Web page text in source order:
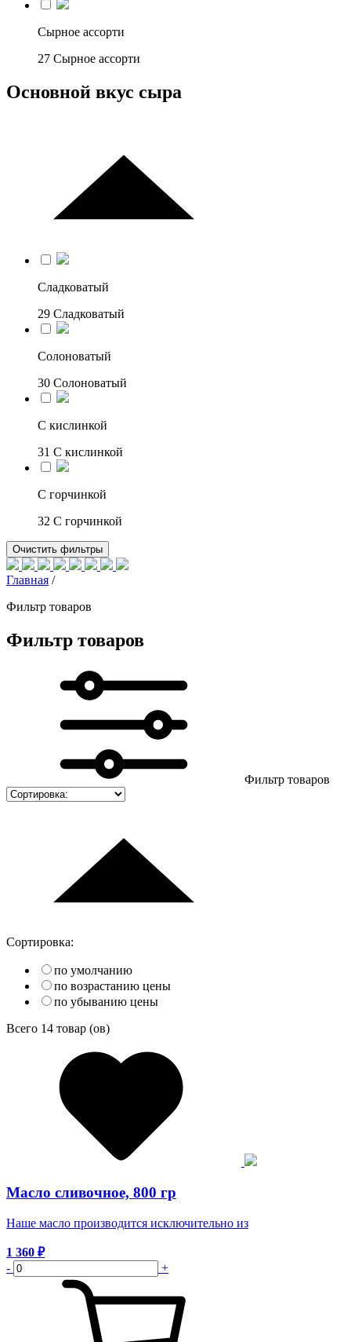
Сырное ассорти
27 Сырное ассорти
Основной вкус сыра
Сладковатый
29 Сладковатый
Солоноватый
30 Солоноватый
С кислинкой
31 С кислинкой
С горчинкой
32 С горчинкой
Очистить фильтры
Главная /
Фильтр товаров
Фильтр товаров
Фильтр товаров
Сортировка:
по умолчанию
по возрастанию цены
по убыванию цены
Всего 14 товар (ов)
Масло сливочное, 800 гр
Наше масло производится исключительно из
1 360 ₽
-
+